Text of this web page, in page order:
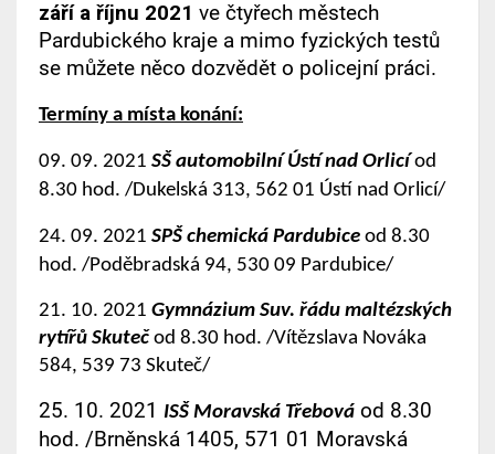
září a říjnu 2021 ve čtyřech městech
Pardubického kraje a mimo fyzických testů
se můžete něco dozvědět o policejní práci.
Termíny a místa konání:
09. 09. 2021 SŠ automobilní Ústí nad Orlicíod
8.30 hod. /Dukelská 313, 562 01 Ústí nad Orlicí/
24. 09. 2021 SPŠ chemická Pardubice od 8.30
hod. /Poděbradská 94, 530 09 Pardubice/
21. 10. 2021 Gymnázium Suv. řádu maltézských
rytířů Skuteč od 8.30 hod. /Vítězslava Nováka
584, 539 73 Skuteč/
25. 10. 2021 ISŠ Moravská Třebová od 8.30
hod. /Brněnská 1405, 571 01 Moravská